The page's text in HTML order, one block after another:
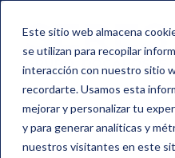
Este sitio web almacena
se utilizan para recopilar
interacción con nuestro sitio
recordarte. Usamos esta
mejorar y personalizar tu
y para generar analíticas y
nuestros visitantes en este
México Eventos SERES